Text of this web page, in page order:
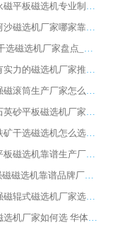
2026永磁平板磁选机专业制造 华体会手机网页版-华体会(中国) 靠谱生产厂家
2026河沙磁选机厂家哪家靠谱?华体会手机网页版-华体会(中国) 优质河沙磁选机厂家推荐
2026 干选磁选机厂家盘点_华体会手机网页版-华体会(中国) 靠谱品牌选型指南
2026有实力的磁选机厂家推荐_华体会手机网页版-华体会(中国) _行业标杆与优质厂商盘点
2026强磁滚筒生产厂家怎么选?行业口碑推荐华体会手机网页版-华体会(中国)
2026石英砂平板磁选机厂家推荐 华体会手机网页版-华体会(中国) 技术实力备受行业认可
2026铁矿干选磁选机怎么选?源头厂家华体会手机网页版-华体会(中国) ，用实力说话
2026平板磁选机靠谱生产厂家怎么选?行业标杆华体会手机网页版-华体会(中国) ，凭硬实力脱颖而出
水选强磁磁选机靠谱品牌厂家推荐：华体会手机网页版-华体会(中国) ，技术实力与口碑双在线
2026强磁辊式磁选机厂家选购技巧_认准华体会手机网页版-华体会(中国) 生产厂家
2026磁选机厂家如何选 华体会手机网页版-华体会(中国) 生产厂家14年行业经验支招